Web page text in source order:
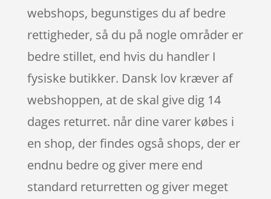
webshops, begunstiges du af bedre
rettigheder, så du på nogle områder er
bedre stillet, end hvis du handler I
fysiske butikker. Dansk lov kræver af
webshoppen, at de skal give dig 14
dages returret. når dine varer købes i
en shop, der findes også shops, der er
endnu bedre og giver mere end
standard returretten og giver meget